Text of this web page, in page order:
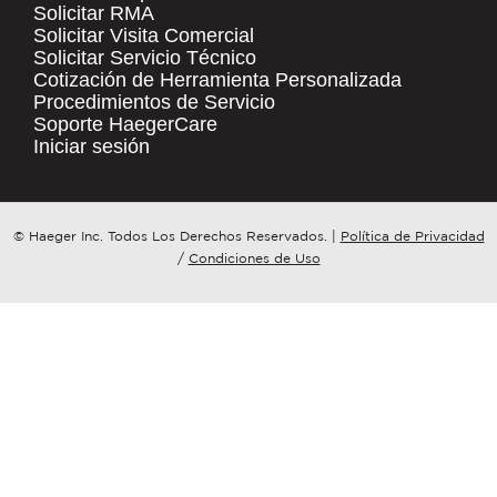
COMPANY NAME*
COUNTRY
REGARDING?*
.
QUICK LINKS
Products
Resources
Contact Us
Tooling Wizard
Solicitar RMA
Solicitar Visita Comercial
Solicitar Servicio Técnico
Cotización de Herramienta Personalizada
Procedimientos de Servicio
Soporte HaegerCare
Iniciar sesión
© Haeger Inc. Todos Los Derechos Reservados.
Política de Privacidad
/ Condiciones de Uso